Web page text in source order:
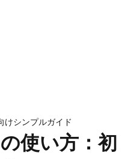
けシンプルガイド
使い方：初